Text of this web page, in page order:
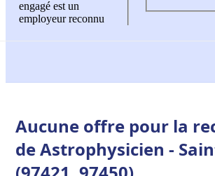
engagé est un
employeur reconnu
Aucune offre pour la
de Astrophysicien -